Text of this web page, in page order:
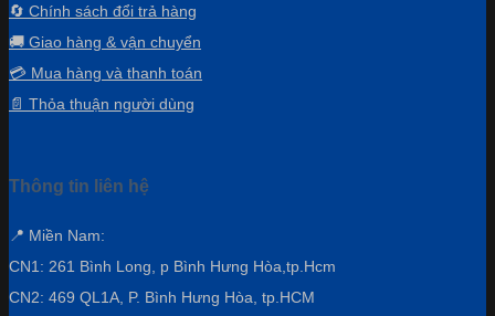
🔄 Chính sách đổi trả hàng
🚚 Giao hàng & vận chuyển
💳 Mua hàng và thanh toán
📄 Thỏa thuận người dùng
Thông tin liên hệ
📍 Miền Nam:
CN1: 261 Bình Long, p Bình Hưng Hòa,tp.Hcm
CN2: 469 QL1A, P. Bình Hưng Hòa, tp.HCM